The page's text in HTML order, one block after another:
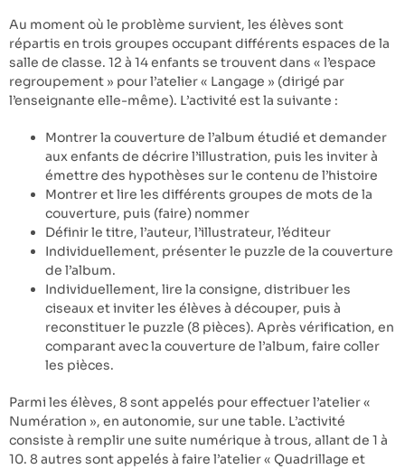
Au moment où le problème survient, les élèves sont
répartis en trois groupes occupant différents espaces de la
salle de classe. 12 à 14 enfants se trouvent dans « l’espace
regroupement » pour l’atelier « Langage » (dirigé par
l’enseignante elle-même). L’activité est la suivante :
Montrer la couverture de l’album étudié et demander
aux enfants de décrire l’illustration, puis les inviter à
émettre des hypothèses sur le contenu de l’histoire
Montrer et lire les différents groupes de mots de la
couverture, puis (faire) nommer
Définir le titre, l’auteur, l’illustrateur, l’éditeur
Individuellement, présenter le puzzle de la couverture
de l’album.
Individuellement, lire la consigne, distribuer les
ciseaux et inviter les élèves à découper, puis à
reconstituer le puzzle (8 pièces). Après vérification, en
comparant avec la couverture de l’album, faire coller
les pièces.
Parmi les élèves, 8 sont appelés pour effectuer l’atelier «
Numération », en autonomie, sur une table. L’activité
consiste à remplir une suite numérique à trous, allant de 1 à
10. 8 autres sont appelés à faire l’atelier « Quadrillage et